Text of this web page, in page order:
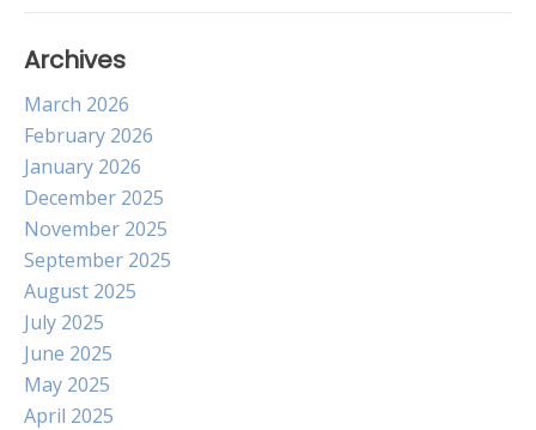
Archives
March 2026
February 2026
January 2026
December 2025
November 2025
September 2025
August 2025
July 2025
June 2025
May 2025
April 2025